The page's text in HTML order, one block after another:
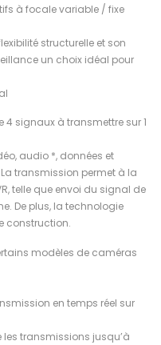
à focale variable / fixe
structurelle et son
un choix idéal pour
4 signaux à transmettre sur 1
audio *, données et
transmission permet à la
telle que envoi du signal de
De plus, la technologie
construction.
modèles de caméras
en temps réel sur
transmissions jusqu’à